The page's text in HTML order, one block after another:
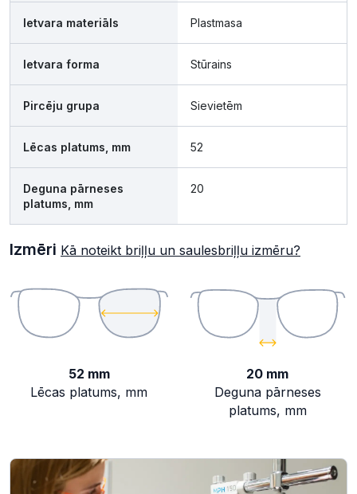
Ietvara materiāls Plastmasa
Ietvara forma Stūrains
Pircēju grupa Sievietēm
Lēcas platums, mm 52
Deguna pārneses
platums, mm
20
Izmēri Kā noteikt briļļu un saulesbriļļu izmēru?
52 mm
Lēcas platums, mm
20 mm
Deguna pārneses
platums, mm